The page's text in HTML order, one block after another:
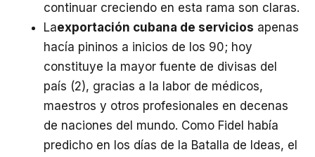
continuar creciendo en esta rama son claras.
Laexportación cubana de servicios apenas
hacía pininos a inicios de los 90; hoy
constituye la mayor fuente de divisas del
país (2), gracias a la labor de médicos,
maestros y otros profesionales en decenas
de naciones del mundo. Como Fidel había
predicho en los días de la Batalla de Ideas, el